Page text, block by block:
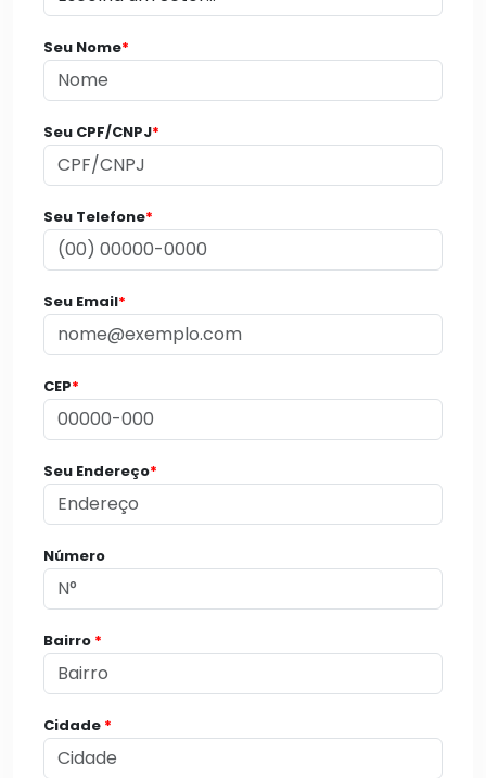
Seu Nome*
Seu CPF/CNPJ*
Seu Telefone*
Seu Email*
CEP*
Seu Endereço*
Número
Bairro *
Cidade *